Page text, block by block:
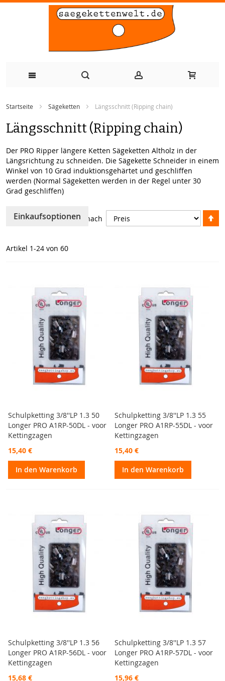
springen
Startseite Sägeketten Längsschnitt (Ripping chain)
Längsschnitt (Ripping chain)
Der PRO Ripper längere Ketten Sägeketten Altholz in der
Längsrichtung zu schneiden. Die Sägekette Schneider in einem
Winkel von 10 Grad induktionsgehärtet und geschliffen
werden (Normal Sägeketten werden in der Regel unter 30
Grad geschliffen)
Artikel 1-24 von 60
Sortieren nach
Schulpketting 3/8''LP 1.3 50
Longer PRO A1RP-50DL - voor
Kettingzagen
15,40 €
In den Warenkorb
Schulpketting 3/8''LP 1.3 55
Longer PRO A1RP-55DL - voor
Kettingzagen
15,40 €
In den Warenkorb
Schulpketting 3/8''LP 1.3 56
Longer PRO A1RP-56DL - voor
Kettingzagen
15,68 €
Schulpketting 3/8''LP 1.3 57
Longer PRO A1RP-57DL - voor
Kettingzagen
15,96 €
Einkaufsoptionen